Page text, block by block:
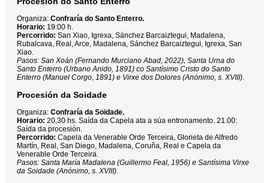
Organiza: Confraría do Santo Enterro.
Horario: 19:00 h.
Percorrido: San Xiao, Igrexa, Sánchez Barcaiztegui, Madalena,
Rubalcava, Real, Arce, Madalena, Sánchez Barcaiztegui, Igrexa, San
Xiao.
Pasos: San Xoán (Fernando Murciano Abad, 2022), Santa Urna do
Santo Enterro (Urbano Anido, 1891) co Santísimo Cristo do Santo
Enterro (Manuel Corgo, 1891) e Virxe dos Dolores (Anónimo, s. XVIII).
Procesión da Soidade
Organiza: Confraría da Soidade.
Horario: 20,30 hs. Saída da Capela ata a súa entronamento. 21.00:
Saída da procesión.
Percorrido: Capela da Venerable Orde Terceira, Glorieta de Alfredo
Martín, Real, San Diego, Madalena, Coruña, Real e Capela da
Venerable Orde Terceira.
Pasos: Santa María Madalena (Guillermo Feal, 1956) e Santísima Virxe
da Soidade (Anónimo, s. XVIII).